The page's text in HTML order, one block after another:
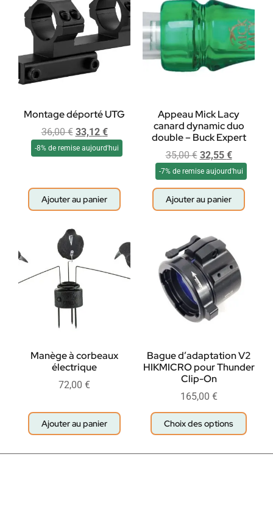
Montage déporté UTG
36,00€ 33,12 €
-8% de remise aujourd'hui
Ajouter au panier
Appeau Mick Lacy
canard dynamic duo
double – Buck Expert
35,00€ 32,55 €
-7% de remise aujourd'hui
Ajouter au panier
Manège à corbeaux
électrique
72,00 €
Ajouter au panier
Bague d’adaptation V2
HIKMICRO pour Thunder
Clip-On
165,00 €
Choix des options